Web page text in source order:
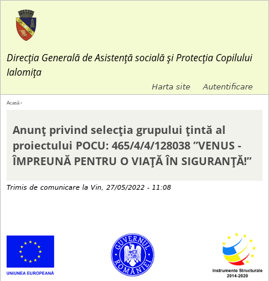
Direcția Generală de Asistență socială și Protecția Copilului
Ialomița
e
n
s
Harta site Autentificare
ş
i
c
Acasă ›
Anunț privind selecția grupului țintă al
proiectului POCU: 465/4/4/128038 ”VENUS -
ÎMPREUNĂ PENTRU O VIAȚĂ ÎN SIGURANȚĂ!”
Trimis de comunicare la Vin, 27/05/2022 - 11:08